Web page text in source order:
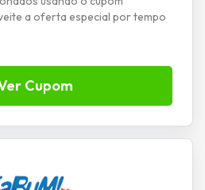
a oferta especial por tempo
Cupom